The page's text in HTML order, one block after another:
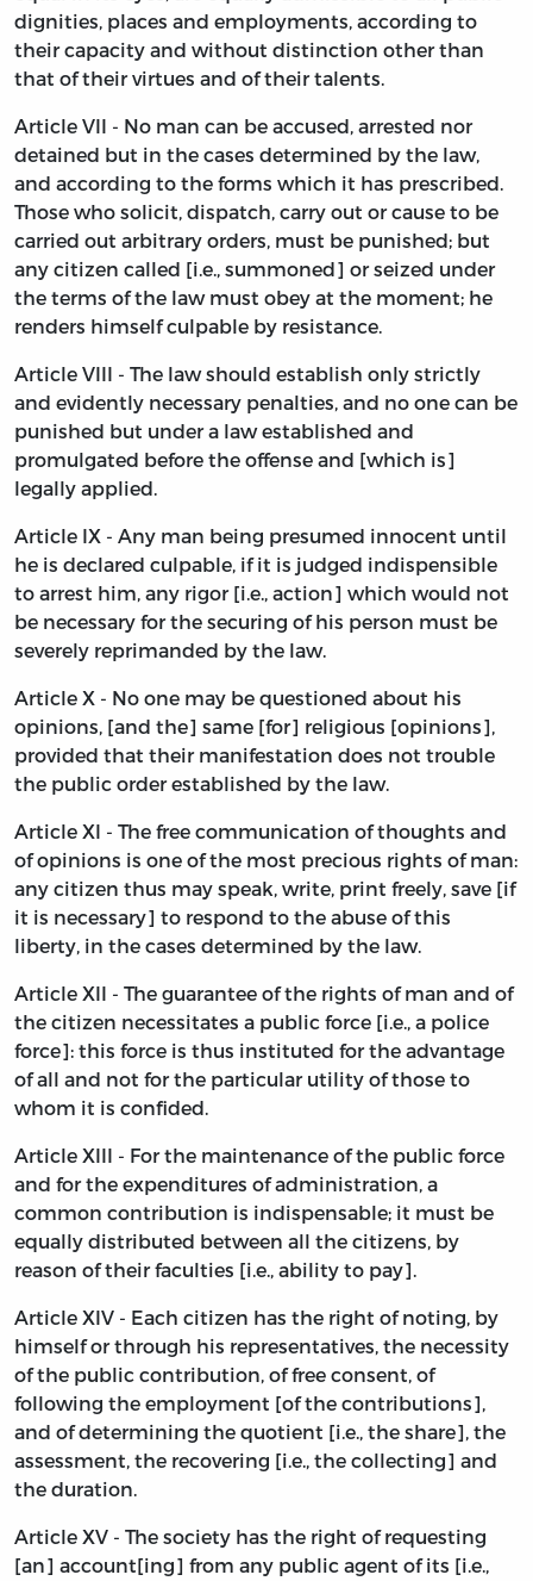
dignities, places and employments, according to
their capacity and without distinction other than
that of their virtues and of their talents.
Article VII - No man can be accused, arrested nor
detained but in the cases determined by the law,
and according to the forms which it has prescribed.
Those who solicit, dispatch, carry out or cause to be
carried out arbitrary orders, must be punished; but
any citizen called [i.e., summoned] or seized under
the terms of the law must obey at the moment; he
renders himself culpable by resistance.
Article VIII - The law should establish only strictly
and evidently necessary penalties, and no one can be
punished but under a law established and
promulgated before the offense and [which is]
legally applied.
Article IX - Any man being presumed innocent until
he is declared culpable, if it is judged indispensible
to arrest him, any rigor [i.e., action] which would not
be necessary for the securing of his person must be
severely reprimanded by the law.
Article X - No one may be questioned about his
opinions, [and the] same [for] religious [opinions],
provided that their manifestation does not trouble
the public order established by the law.
Article XI - The free communication of thoughts and
of opinions is one of the most precious rights of man:
any citizen thus may speak, write, print freely, save [if
it is necessary] to respond to the abuse of this
liberty, in the cases determined by the law.
Article XII - The guarantee of the rights of man and of
the citizen necessitates a public force [i.e., a police
force]: this force is thus instituted for the advantage
of all and not for the particular utility of those to
whom it is confided.
Article XIII - For the maintenance of the public force
and for the expenditures of administration, a
common contribution is indispensable; it must be
equally distributed between all the citizens, by
reason of their faculties [i.e., ability to pay].
Article XIV - Each citizen has the right of noting, by
himself or through his representatives, the necessity
of the public contribution, of free consent, of
following the employment [of the contributions],
and of determining the quotient [i.e., the share], the
assessment, the recovering [i.e., the collecting] and
the duration.
Article XV - The society has the right of requesting
[an] account[ing] from any public agent of its [i.e.,